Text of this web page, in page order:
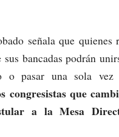
señala que quienes
sus bancadas podrán
o pasar una sola vez
congresistas que
a la Mesa